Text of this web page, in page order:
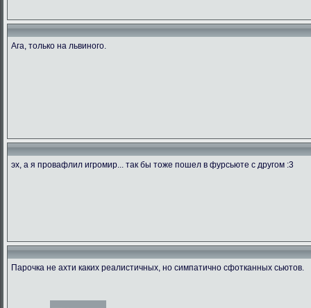
Ага, только на львиного.
эх, а я провафлил игромир... так бы тоже пошел в фурсьюте с другом :3
Парочка не ахти каких реалистичных, но симпатично сфотканных сьютов.